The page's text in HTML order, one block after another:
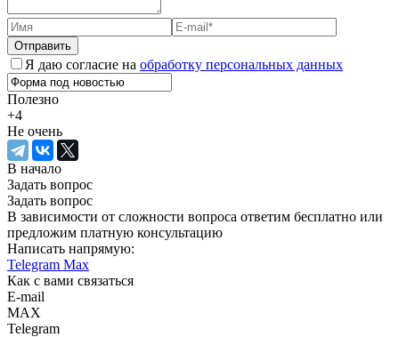
Отправить
Я даю согласие на обработку персональных данных
Полезно
+4
Не очень
В начало
Задать вопрос
Задать вопрос
В зависимости от сложности вопроса ответим бесплатно или
предложим платную консультацию
Написать напрямую:
Telegram Max
Как с вами связаться
E-mail
MAX
Telegram